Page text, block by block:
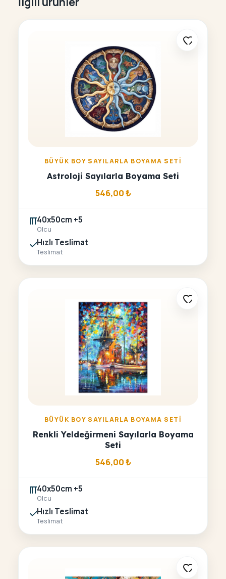
BÜYÜK BOY SAYILARLA BOYAMA SETI
Astroloji Sayılarla Boyama Seti
546,00₺
40x50cm +5
Olcu
Hızlı Teslimat
Teslimat
BÜYÜK BOY SAYILARLA BOYAMA SETI
Renkli Yeldeğirmeni Sayılarla Boyama
Seti
546,00₺
40x50cm +5
Olcu
Hızlı Teslimat
Teslimat